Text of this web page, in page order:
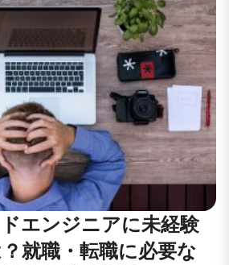
エンジニアに未経験
就職・転職に必要な